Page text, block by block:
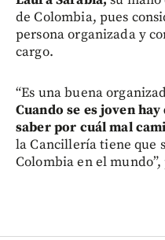
de Colombia, pues
persona organizada y
cargo.
“Es una buena
Cuando se es joven
saber por cuál mal
la Cancillería tiene que
Colombia en el